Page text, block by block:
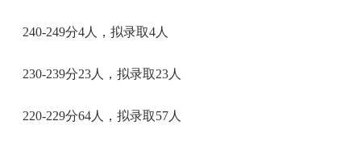
240-249分4人，拟录取4人
230-239分23人，拟录取23人
220-229分64人，拟录取57人